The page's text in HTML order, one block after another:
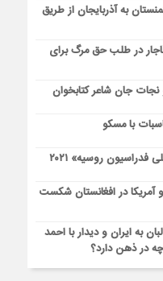
به آذربایجان از طریق
در طلب حق مرگ برای
جان شاعر کتابخوان
با مسکو
روسیه» ۲۰۲۱
در افغانستان شکست
به ایران و دیدار با احمد
در ذهن دارد؟